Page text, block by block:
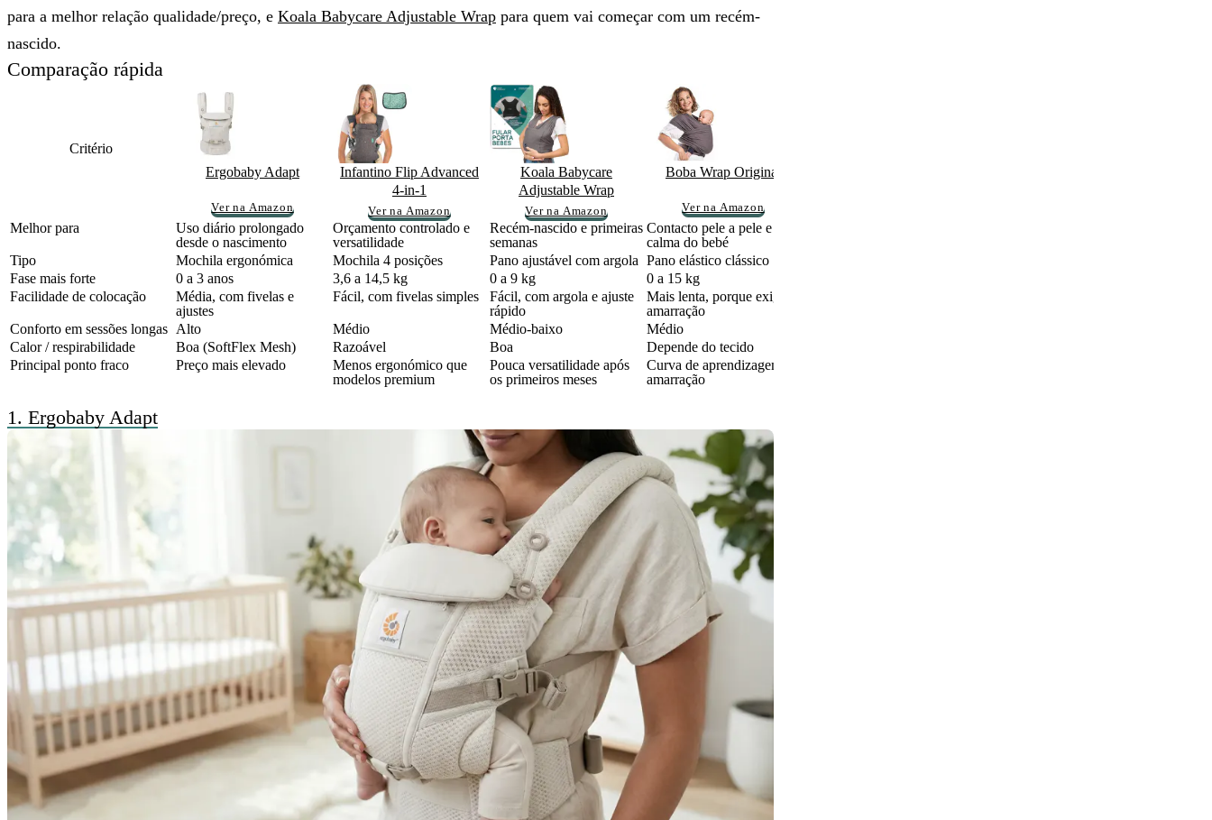
para a melhor relação qualidade/preço, e Koala Babycare Adjustable Wrap para quem vai começar com um recém-
nascido.
Comparação rápida
Critério
Ergobaby Adapt
Ver na Amazon
Infantino Flip Advanced
4-in-1
Ver na Amazon
Koala Babycare
Adjustable Wrap
Ver na Amazon
Boba Wrap Original
Ver na Amazon
Melhor para
Uso diário prolongado
desde o nascimento
Orçamento controlado e
versatilidade
Recém-nascido e primeiras
semanas
Contacto pele a pele e
calma do bebé
Tipo
Mochila ergonómica Mochila 4 posições Pano ajustável com argola Pano elástico clássico
Fase mais forte
0 a 3 anos 3,6 a 14,5 kg 0 a 9 kg 0 a 15 kg
Facilidade de colocação
Média, com fivelas e
ajustes
Fácil, com fivelas simples
Fácil, com argola e ajuste
rápido
Mais lenta, porque exige
amarração
Conforto em sessões longas Alto Médio Médio-baixo Médio
Calor / respirabilidade
Boa (SoftFlex Mesh) Razoável Boa Depende do tecido
Principal ponto fraco
Preço mais elevado
Menos ergonómico que
modelos premium
Pouca versatilidade após
os primeiros meses
Curva de aprendizagem na
amarração
1. Ergobaby Adapt